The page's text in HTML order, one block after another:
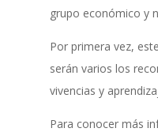
grupo económico y
Por primera vez,
serán varios los
vivencias y
Para conocer más